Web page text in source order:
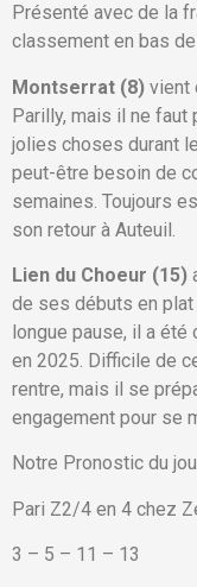
Présenté avec de la
classement en bas
Montserrat (8) vient
Parilly, mais il ne faut
jolies choses durant
peut-être besoin de
semaines. Toujours
son retour à Auteuil.
Lien du Choeur (15)
de ses débuts en plat
longue pause, il a
en 2025. Difficile de
rentre, mais il se
engagement pour se
Notre Pronostic du
Pari Z2/4 en 4 chez
3 – 5 – 11 – 13